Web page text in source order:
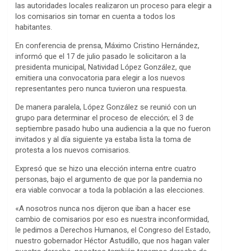
las autoridades locales realizaron un proceso para elegir a
los comisarios sin tomar en cuenta a todos los
habitantes.
En conferencia de prensa, Máximo Cristino Hernández,
informó que el 17 de julio pasado le solicitaron a la
presidenta municipal, Natividad López González, que
emitiera una convocatoria para elegir a los nuevos
representantes pero nunca tuvieron una respuesta.
De manera paralela, López González se reunió con un
grupo para determinar el proceso de elección; el 3 de
septiembre pasado hubo una audiencia a la que no fueron
invitados y al día siguiente ya estaba lista la toma de
protesta a los nuevos comisarios.
Expresó que se hizo una elección interna entre cuatro
personas, bajo el argumento de que por la pandemia no
era viable convocar a toda la población a las elecciones.
«A nosotros nunca nos dijeron que iban a hacer ese
cambio de comisarios por eso es nuestra inconformidad,
le pedimos a Derechos Humanos, el Congreso del Estado,
nuestro gobernador Héctor Astudillo, que nos hagan valer